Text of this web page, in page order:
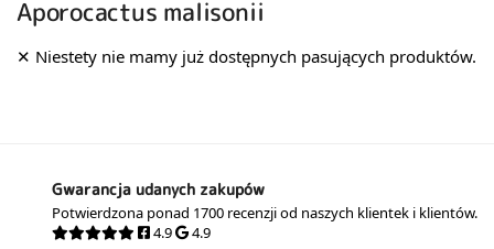
Aporocactus malisonii
Gwarancja udanych zakupów
Potwierdzona ponad 1700 recenzji od naszych klientek i klientów.
4.9
4.9